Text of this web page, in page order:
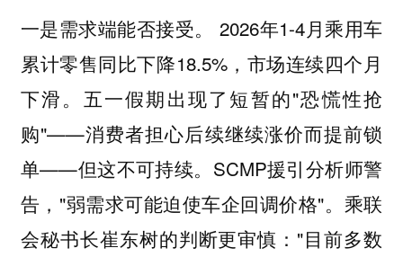
一是需求端能否接受。
2026年1-4月乘用车
累计零售同比下降18.5%，市场连续四个月
下滑。五一假期出现了短暂的"恐慌性抢
购"——消费者担心后续继续涨价而提前锁
单——但这不可持续。SCMP援引分析师警
告，"弱需求可能迫使车企回调价格"。乘联
会秘书长崔东树的判断更审慎："目前多数